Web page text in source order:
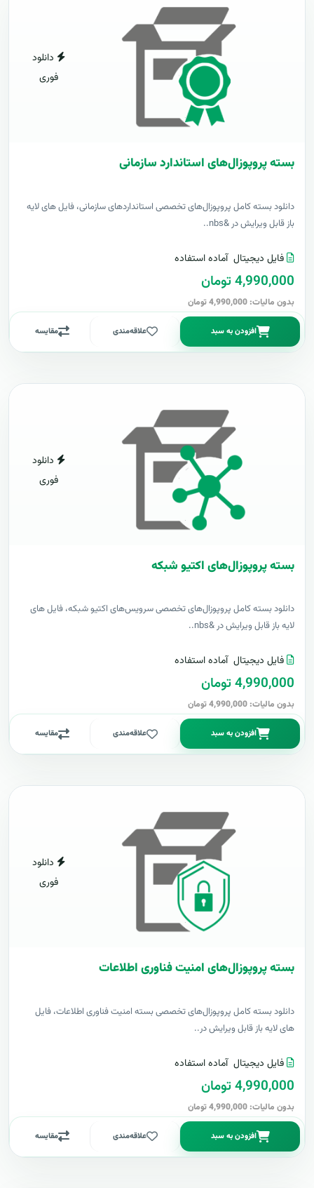
دانلود
فوری
بسته پروپوزال‌های استاندارد سازمانی
دانلود بسته کامل پروپوزال‌های تخصصی استانداردهای سازمانی، فایل های لایه
باز قابل ویرایش در &nbs..
فایل دیجیتال آماده استفاده
4,990,000 تومان
بدون مالیات: 4,990,000 تومان
افزودن به سبد علاقه‌مندی مقایسه
دانلود
فوری
بسته پروپوزال‌های اکتیو شبکه
دانلود بسته کامل پروپوزال‌های تخصصی سرویس‌های اکتیو شبکه، فایل های
لایه باز قابل ویرایش در &nbs..
فایل دیجیتال آماده استفاده
4,990,000 تومان
بدون مالیات: 4,990,000 تومان
افزودن به سبد علاقه‌مندی مقایسه
دانلود
فوری
بسته پروپوزال‌های امنیت فناوری اطلاعات
دانلود بسته کامل پروپوزال‌های تخصصی بسته امنیت فناوری اطلاعات، فایل
های لایه باز قابل ویرایش در..
فایل دیجیتال آماده استفاده
4,990,000 تومان
بدون مالیات: 4,990,000 تومان
افزودن به سبد علاقه‌مندی مقایسه